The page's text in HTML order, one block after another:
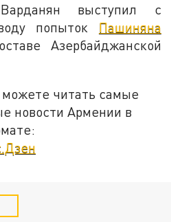
выступил с
попыток Пашиняна
Азербайджанской
читать самые
новости Армении в